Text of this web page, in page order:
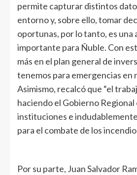
permite capturar distintos
entorno y, sobre ello, tomar
oportunas, por lo tanto, es una
importante para Ñuble. Con
más en el plan general de
tenemos para emergencias en
Asimismo, recalcó que “el
haciendo el Gobierno
instituciones e
para el combate de los
Por su parte, Juan Salvador